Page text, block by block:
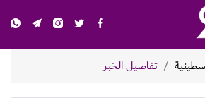
تفاصيل الخبر